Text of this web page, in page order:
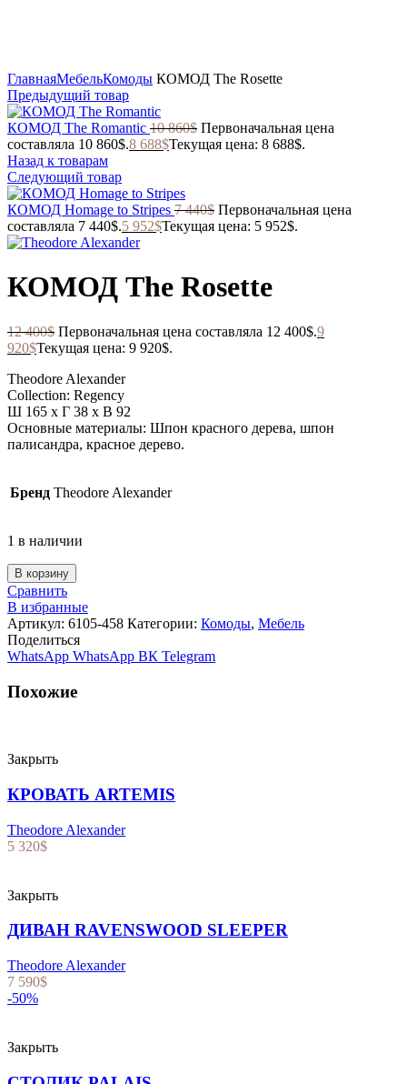
ГлавнаяМебельКомоды КОМОД The Rosette
Предыдущий товар
КОМОД The Romantic 10 860$ Первоначальная цена
составляла 10 860$.8 688$Текущая цена: 8 688$.
Назад к товарам
Следующий товар
КОМОД Homage to Stripes 7 440$ Первоначальная цена
составляла 7 440$.5 952$Текущая цена: 5 952$.
КОМОД The Rosette
12 400$ Первоначальная цена составляла 12 400$.9
920$Текущая цена: 9 920$.
Theodore Alexander
Collection: Regency
Ш 165 x Г 38 x В 92
Основные материалы: Шпон красного дерева, шпон
палисандра, красное дерево.
Бренд Theodore Alexander
1 в наличии
В корзину
Сравнить
В избранные
Артикул: 6105-458 Категории: Комоды, Мебель
Поделиться
WhatsApp WhatsApp ВК Telegram
Похожие
Закрыть
КРОВАТЬ ARTEMIS
Theodore Alexander
5 320$
Закрыть
ДИВАН RAVENSWOOD SLEEPER
Theodore Alexander
7 590$
-50%
Закрыть